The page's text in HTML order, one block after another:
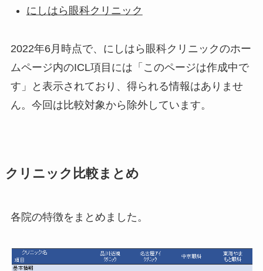
にしはら眼科クリニック
2022年6月時点で、にしはら眼科クリニックのホー
ムページ内のICL項目には「このページは作成中で
す」と表示されており、得られる情報はありませ
ん。今回は比較対象から除外しています。
クリニック比較まとめ
各院の特徴をまとめました。